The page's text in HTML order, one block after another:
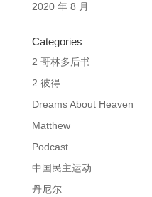
2020 年 8 月
Categories
2 哥林多后书
2 彼得
Dreams About Heaven
Matthew
Podcast
中国民主运动
丹尼尔